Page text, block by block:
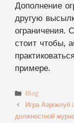
Дополнение
другую
ограничения.
стоит чтобы,
примере.
Categories
Blog
Игра Аэроклуб
должностной